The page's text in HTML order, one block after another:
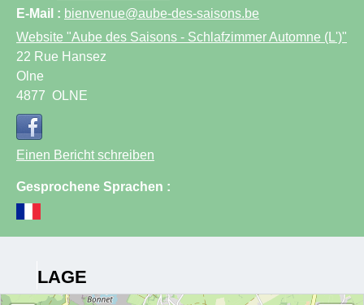
E-Mail : bienvenue@aube-des-saisons.be
Website "Aube des Saisons - Schlafzimmer Automne (L')"
22 Rue Hansez
Olne
4877 OLNE
Einen Bericht schreiben
Gesprochene Sprachen :
LAGE